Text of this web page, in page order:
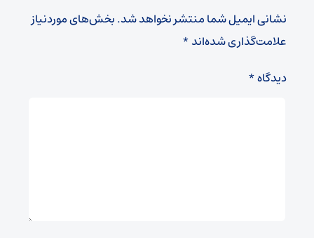
نشانی ایمیل شما منتشر نخواهد شد.بخش‌های موردنیاز
علامت‌گذاری شده‌اند*
دیدگاه*